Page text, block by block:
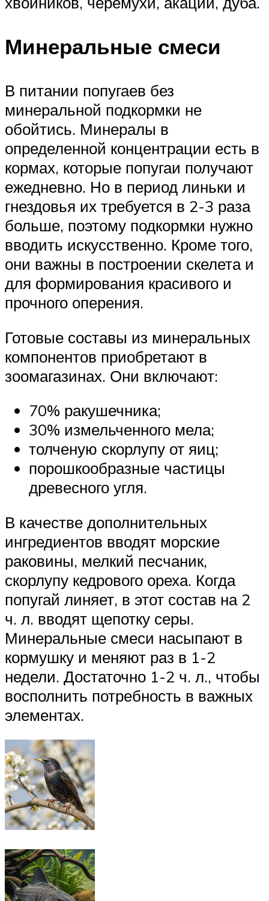
Минеральные смеси
В питании попугаев без
минеральной подкормки не
обойтись. Минералы в
определенной концентрации есть в
кормах, которые попугаи получают
ежедневно. Но в период линьки и
гнездовья их требуется в 2-3 раза
больше, поэтому подкормки нужно
вводить искусственно. Кроме того,
они важны в построении скелета и
для формирования красивого и
прочного оперения.
Готовые составы из минеральных
компонентов приобретают в
зоомагазинах. Они включают:
70% ракушечника;
30% измельченного мела;
толченую скорлупу от яиц;
порошкообразные частицы
древесного угля.
В качестве дополнительных
ингредиентов вводят морские
раковины, мелкий песчаник,
скорлупу кедрового ореха. Когда
попугай линяет, в этот состав на 2
ч. л. вводят щепотку серы.
Минеральные смеси насыпают в
кормушку и меняют раз в 1-2
недели. Достаточно 1-2 ч. л., чтобы
восполнить потребность в важных
элементах.